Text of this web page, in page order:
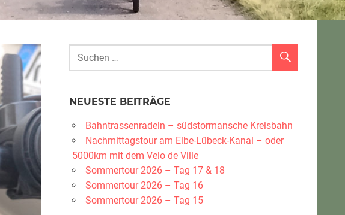
NEUESTE BEITRÄGE
Bahntrassenradeln – südstormansche Kreisbahn
Nachmittagstour am Elbe-Lübeck-Kanal – oder
5000km mit dem Velo de Ville
Sommertour 2026 – Tag 17 & 18
Sommertour 2026 – Tag 16
Sommertour 2026 – Tag 15